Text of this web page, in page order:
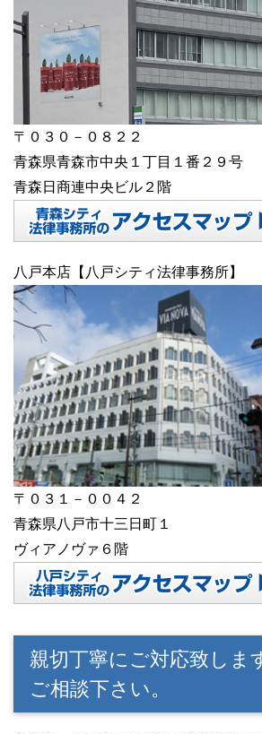
〒０３０－０８２２
青森県青森市中央１丁目１番２９号
青森日商連中央ビル２階
八戸本店【八戸シティ法律事務所】
〒０３１－００４２
青森県八戸市十三日町１
ヴィアノヴァ６階
親切丁寧にご対応致しま
ご相談下さい。